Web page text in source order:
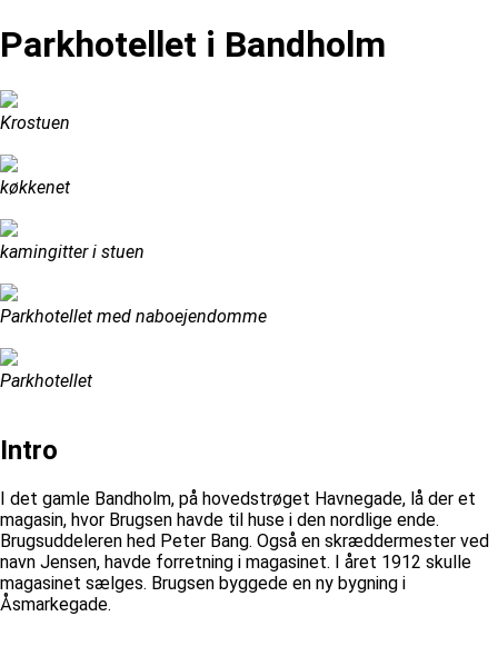
Parkhotellet i Bandholm
Krostuen
køkkenet
kamingitter i stuen
Parkhotellet med naboejendomme
Parkhotellet
Intro
I det gamle Bandholm, på hovedstrøget Havnegade, lå der et
magasin, hvor Brugsen havde til huse i den nordlige ende.
Brugsuddeleren hed Peter Bang. Også en skræddermester ved
navn Jensen, havde forretning i magasinet. I året 1912 skulle
magasinet sælges. Brugsen byggede en ny bygning i
Åsmarkegade.